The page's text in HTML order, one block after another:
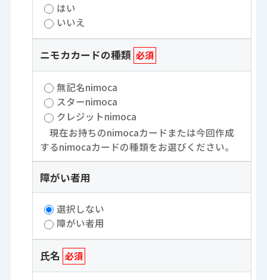
はい
いいえ
ニモカカードの種類 必須
無記名nimoca
スターnimoca
クレジットnimoca
現在お持ちのnimocaカードまたは今回作成
するnimocaカードの種類をお選びください。
障がい者用
選択しない
障がい者用
氏名 必須